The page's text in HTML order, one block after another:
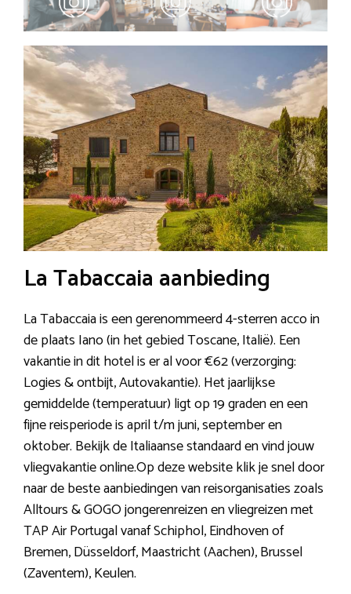
La Tabaccaia aanbieding
La Tabaccaia is een gerenommeerd 4-sterren acco in
de plaats Iano (in het gebied Toscane, Italië). Een
vakantie in dit hotel is er al voor €62 (verzorging:
Logies & ontbijt, Autovakantie). Het jaarlijkse
gemiddelde (temperatuur) ligt op 19 graden en een
fijne reisperiode is april t/m juni, september en
oktober. Bekijk de Italiaanse standaard en vind jouw
vliegvakantie online.Op deze website klik je snel door
naar de beste aanbiedingen van reisorganisaties zoals
Alltours & GOGO jongerenreizen en vliegreizen met
TAP Air Portugal vanaf Schiphol, Eindhoven of
Bremen, Düsseldorf, Maastricht (Aachen), Brussel
(Zaventem), Keulen.